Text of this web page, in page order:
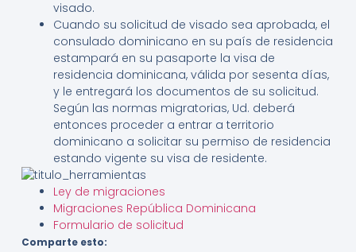
visado.
Cuando su solicitud de visado sea aprobada, el
consulado dominicano en su país de residencia
estampará en su pasaporte la visa de
residencia dominicana, válida por sesenta días,
y le entregará los documentos de su solicitud.
Según las normas migratorias, Ud. deberá
entonces proceder a entrar a territorio
dominicano a solicitar su permiso de residencia
estando vigente su visa de residente.
Ley de migraciones
Migraciones República Dominicana
Formulario de solicitud
Comparte esto: